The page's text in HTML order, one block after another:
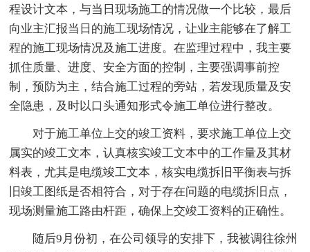
程设计文本，与当日现场施工的情况做一个比较，最后
向业主汇报当日的施工现场情况，让业主能够在了解工
程的施工现场情况及施工进度。在监理过程中，我主要
抓住质量、进度、安全方面的控制，主要强调事前控
制，预防为主，结合施工过程的旁站，若发现质量及安
全隐患，及时以口头通知形式令施工单位进行整改。
对于施工单位上交的竣工资料，要求施工单位上交
属实的竣工文本，认真核实竣工文本中的工作量及其材
料表，尤其是电缆竣工文本，核实电缆拆旧平衡表与拆
旧竣工图纸是否相符合，对于存在问题的电缆拆旧点，
现场测量施工路由杆距，确保上交竣工资料的正确性。
随后9月份初，在公司领导的安排下，我被调往徐州